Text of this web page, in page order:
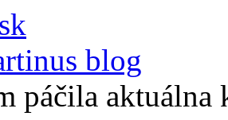
blog
páčila